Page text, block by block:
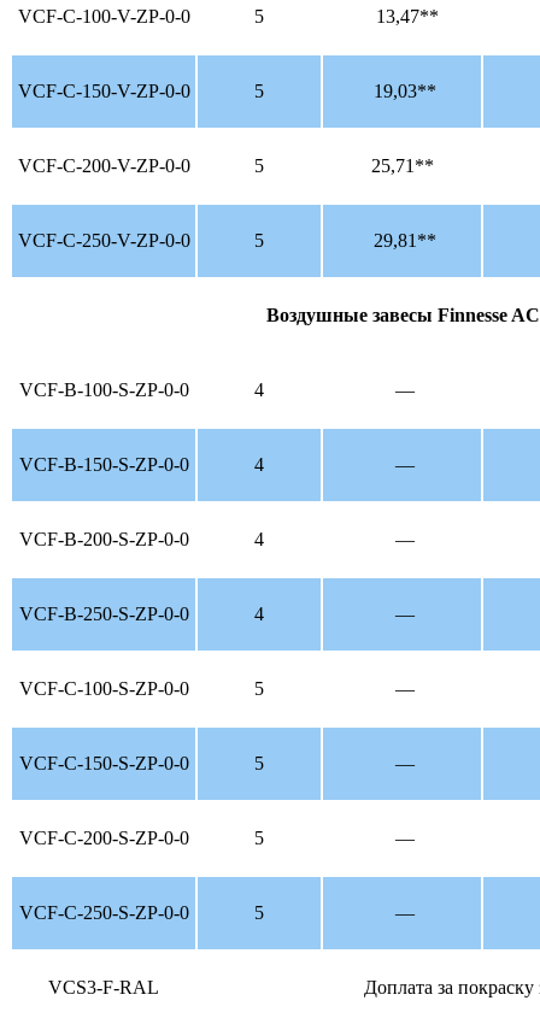
VCF-С-100-V-ZP-0-0 5 13,47**
VCF-C-150-V-ZP-0-0 5 19,03**
VCF-C-200-V-ZP-0-0 5 25,71**
VCF-C-250-V-ZP-0-0 5 29,81**
Воздушные завесы Finnesse
VCF-B-100-S-ZP-0-0 4 —
VCF-B-150-S-ZP-0-0 4 —
VCF-B-200-S-ZP-0-0 4 —
VCF-B-250-S-ZP-0-0 4 —
VCF-С-100-S-ZP-0-0 5 —
VCF-C-150-S-ZP-0-0 5 —
VCF-C-200-S-ZP-0-0 5 —
VCF-C-250-S-ZP-0-0 5 —
VCS3-F-RAL Доплата за